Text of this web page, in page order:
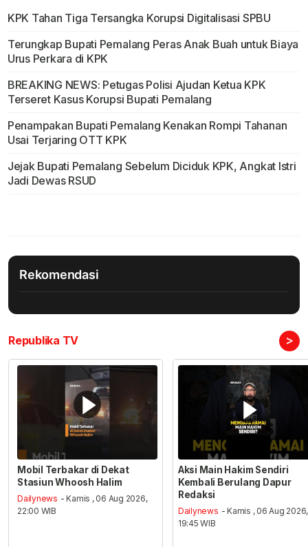
KPK Tahan Tiga Tersangka Korupsi Digitalisasi SPBU
Terungkap Bupati Pemalang Peras Anak Buah untuk Biaya
Urus Perkara di KPK
BREAKING NEWS: Petugas Polisi Ajudan Ketua KPK
Terseret Kasus Korupsi Bupati Pemalang
Penampakan Bupati Pemalang Kenakan Rompi Tahanan
Usai Terjaring OTT KPK
Jejak Bupati Pemalang Sebelum Diciduk KPK, Angkat Istri
Jadi Dewas RSUD
Rekomendasi
Republika TV >
Mobil Terbakar di Dekat
Stasiun Whoosh Halim
Dailynews - Kamis , 06 Aug 2026,
22:00 WIB
Aksi Main Hakim Sendiri
Kembali Berulang Dapur
Redaksi
Dailynews - Kamis , 06 Aug 2026,
19:45 WIB